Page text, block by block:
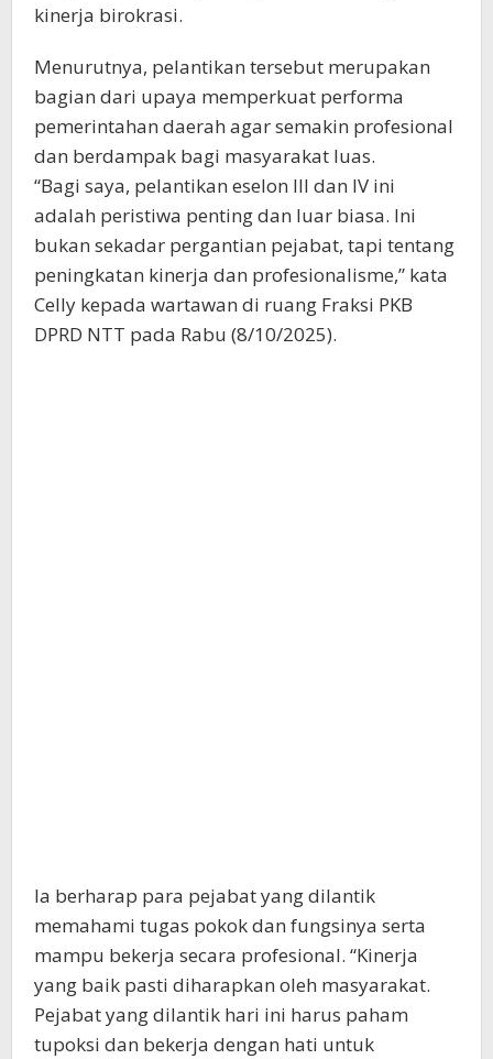
kinerja birokrasi.
Menurutnya, pelantikan tersebut merupakan
bagian dari upaya memperkuat performa
pemerintahan daerah agar semakin profesional
dan berdampak bagi masyarakat luas.
“Bagi saya, pelantikan eselon III dan IV ini
adalah peristiwa penting dan luar biasa. Ini
bukan sekadar pergantian pejabat, tapi tentang
peningkatan kinerja dan profesionalisme,” kata
Celly kepada wartawan di ruang Fraksi PKB
DPRD NTT pada Rabu (8/10/2025).
Ia berharap para pejabat yang dilantik
memahami tugas pokok dan fungsinya serta
mampu bekerja secara profesional. “Kinerja
yang baik pasti diharapkan oleh masyarakat.
Pejabat yang dilantik hari ini harus paham
tupoksi dan bekerja dengan hati untuk